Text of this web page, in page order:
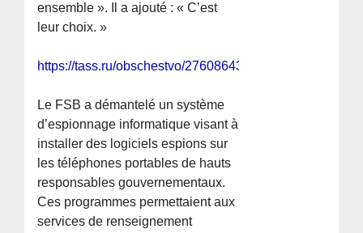
ensemble ». Il a ajouté : « C’est
leur choix. »
https://tass.ru/obschestvo/27608643
Le FSB a démantelé un système
d’espionnage informatique visant à
installer des logiciels espions sur
les téléphones portables de hauts
responsables gouvernementaux.
Ces programmes permettaient aux
services de renseignement